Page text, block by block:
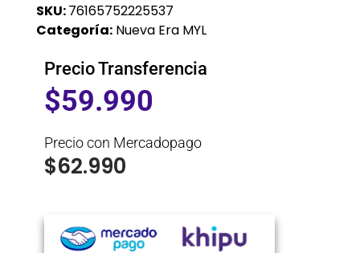
SKU:76165752225537
Categoría: Nueva Era MYL
Precio Transferencia
$59.990
Precio con Mercadopago
$62.990